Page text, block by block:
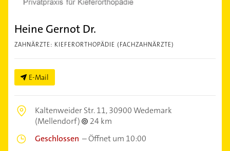
Heine Gernot Dr.
ZAHNÄRZTE: KIEFERORTHOPÄDIE (FACHZAHNÄRZTE)
E-Mail
Kaltenweider Str. 11,30900 Wedemark
(Mellendorf)
24 km
Geschlossen –Öffnet um 10:00